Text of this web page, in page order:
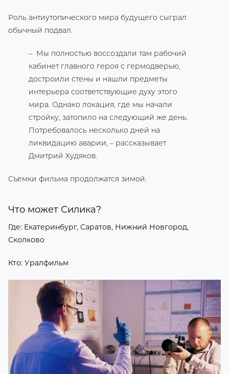
Роль антиутопического мира будущего сыграл
обычный подвал.
– Мы полностью воссоздали там рабочий
кабинет главного героя с гермодверью,
достроили стены и нашли предметы
интерьера соответствующие духу этого
мира. Однако локация, где мы начали
стройку, затопило на следующий же день.
Потребовалось несколько дней на
ликвидацию аварии, – рассказывает
Дмитрий Худяков.
Съемки фильма продолжатся зимой.
Что может Силика?
Где: Екатеринбург, Саратов, Нижний Новгород,
Сколково
Кто: Уралфильм